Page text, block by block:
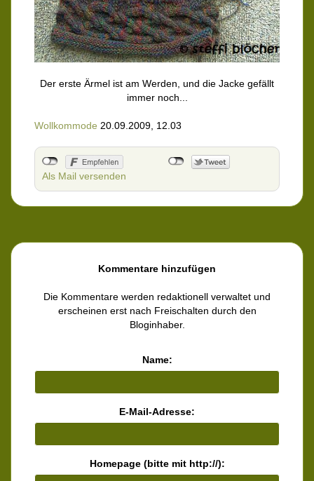
Der erste Ärmel ist am Werden, und die Jacke gefällt
immer noch...
Wollkommode 20.09.2009, 12.03
Als Mail versenden
Kommentare hinzufügen
Die Kommentare werden redaktionell verwaltet und
erscheinen erst nach Freischalten durch den
Bloginhaber.
Name:
E-Mail-Adresse:
Homepage (bitte mit http://):